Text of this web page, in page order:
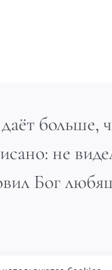
даёт
не
Бог